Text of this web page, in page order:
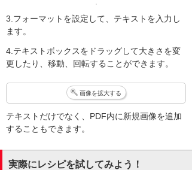
3.フォーマットを設定して、テキストを入力し
ます。
4.テキストボックスをドラッグして大きさを変
更したり、移動、回転することができます。
画像を拡大する
テキストだけでなく、PDF内に新規画像を追加
することもできます。
実際にレシピを試してみよう！